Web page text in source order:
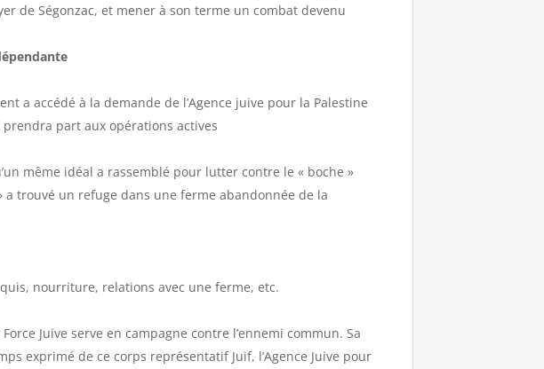
de Ségonzac, et mener à son terme un combat devenu
a accédé à la demande de l’Agence juive pour la Palestine
part aux opérations actives
même idéal a rassemblé pour lutter contre le « boche »
trouvé un refuge dans une ferme abandonnée de la
nourriture, relations avec une ferme, etc.
Juive serve en campagne contre l’ennemi commun. Sa
exprimé de ce corps représentatif Juif, l’Agence Juive pour